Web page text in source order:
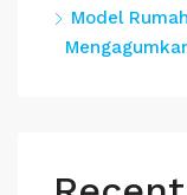
Model